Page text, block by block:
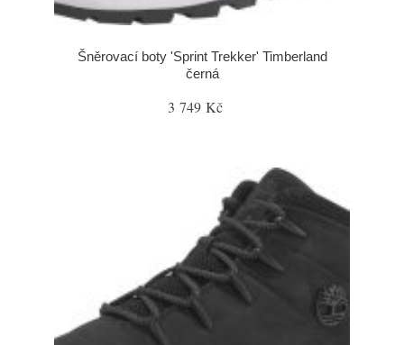
Šněrovací boty 'Sprint Trekker' Timberland
černá
3 749 Kč